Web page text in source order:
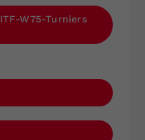
W75-Turniers